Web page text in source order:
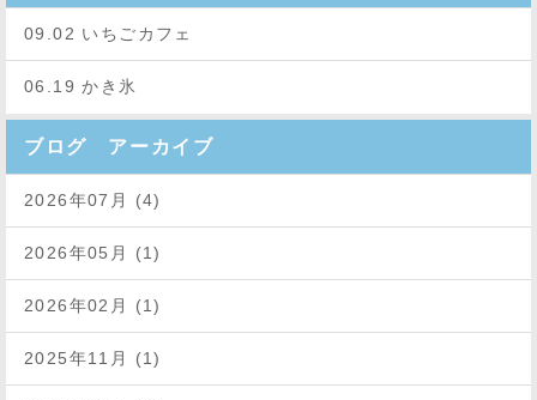
09.02 いちごカフェ
06.19 かき氷
ブログ アーカイブ
2026年07月 (4)
2026年05月 (1)
2026年02月 (1)
2025年11月 (1)